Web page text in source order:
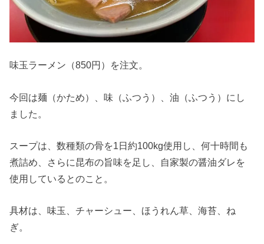
味玉ラーメン（850円）を注文。
今回は麺（かため）、味（ふつう）、油（ふつう）にし
ました。
スープは、数種類の骨を1日約100kg使用し、何十時間も
煮詰め、さらに昆布の旨味を足し、自家製の醤油ダレを
使用しているとのこと。
具材は、味玉、チャーシュー、ほうれん草、海苔、ね
ぎ。